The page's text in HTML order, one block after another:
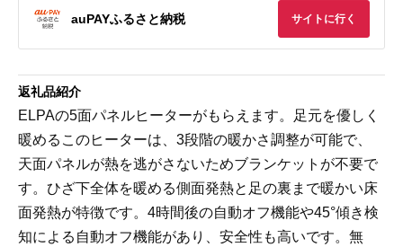
auPAYふるさと納税 サイトに行く
返礼品紹介
ELPAの5面パネルヒーターがもらえます。足元を優しく
暖めるこのヒーターは、3段階の暖かさ調整が可能で、
天面パネルが熱を逃がさないためブランケットが不要で
す。ひざ下全体を暖める側面発熱と足の裏まで暖かい床
面発熱が特徴です。4時間後の自動オフ機能や45°傾き検
知による自動オフ機能があり、安全性も高いです。無